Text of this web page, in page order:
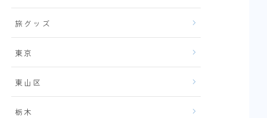
旅グッズ
東京
東山区
栃木